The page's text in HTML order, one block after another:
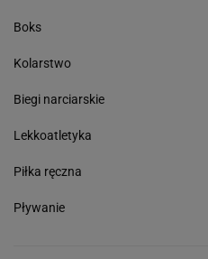
Boks
Kolarstwo
Biegi narciarskie
Lekkoatletyka
Piłka ręczna
Pływanie